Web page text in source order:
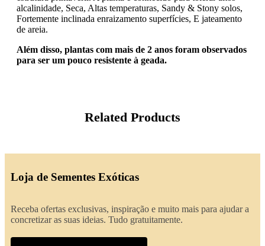
alcalinidade, Seca, Altas temperaturas, Sandy & Stony solos,
Fortemente inclinada enraizamento superfícies, E jateamento
de areia.
Além disso, plantas com mais de 2 anos foram observados
para ser um pouco resistente à geada.
Related Products
Loja de Sementes Exóticas
Receba ofertas exclusivas, inspiração e muito mais para ajudar a
concretizar as suas ideias. Tudo gratuitamente.